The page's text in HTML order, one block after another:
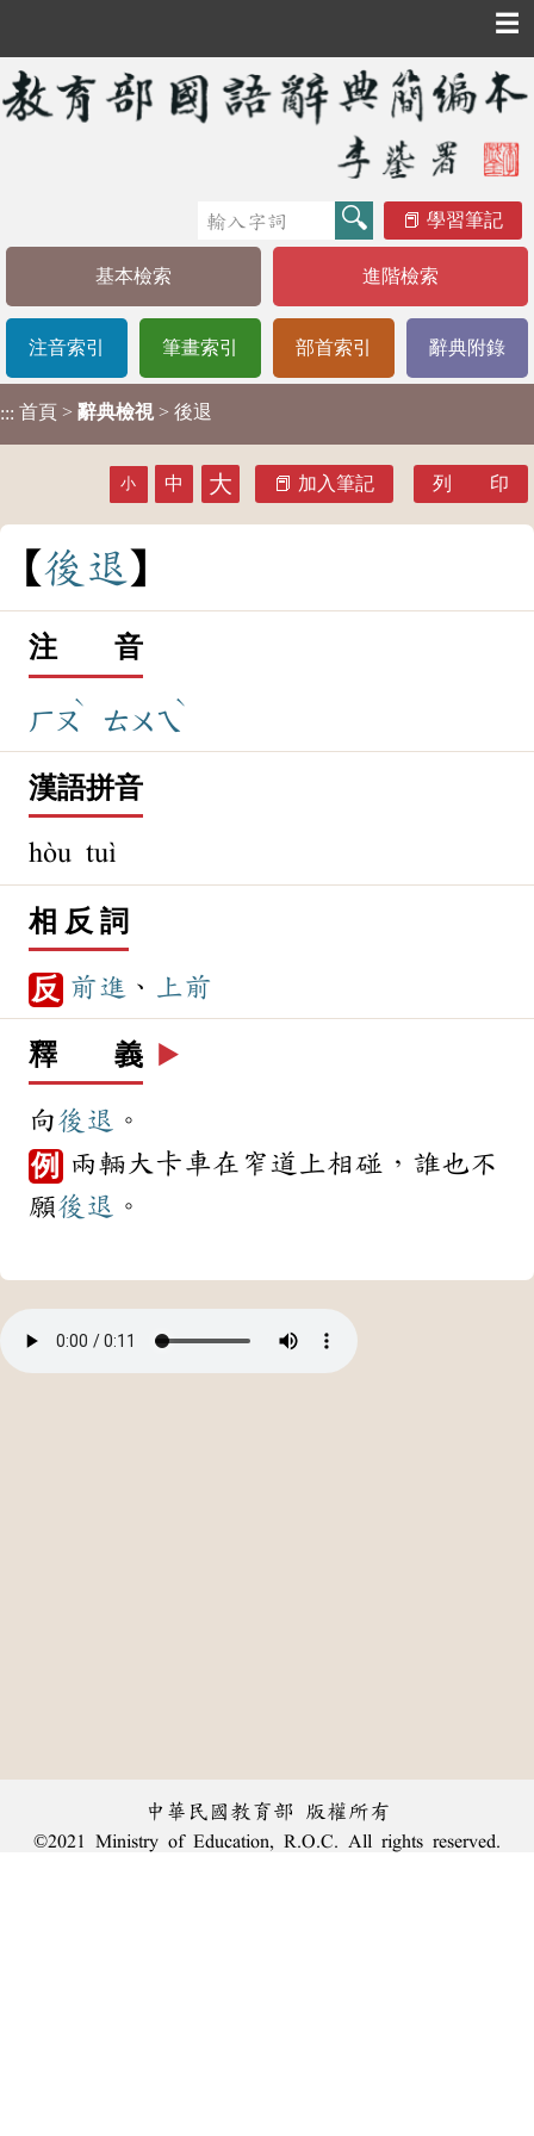
☰
學習筆記
基本檢索 進階檢索
注音索引 筆畫索引 部首索引 辭典附錄
::: 首頁 > 辭典檢視 > 後退
小 中 大 加入筆記 列 印
後 退
注 音
ㄏㄡ
ˋ
ㄊㄨㄟ
ˋ
漢語拼音
hòu tuì
相 反 詞
反 前進 、 上前
釋 義 ▶️
向後退 。
例
兩輛大卡車在窄道上相碰，誰也不
願後退 。
中華民國教育部 版權所有
©2021 Ministry of Education, R.O.C. All rights reserved.